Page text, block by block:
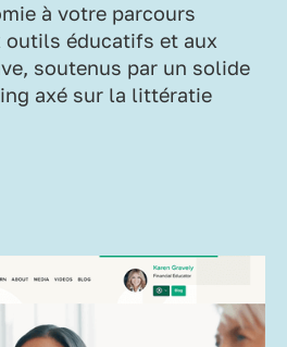
à votre parcours
outils éducatifs et aux
soutenus par un solide
axé sur la littératie